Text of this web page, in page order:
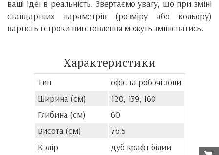
ваші ідеї в реальність. Звертаємо увагу, що при зміні
стандартних параметрів (розміру або кольору)
вартість і строки виготовлення можуть змінюватись.
Характеристики
Тип
офіс та робочі зони
Ширина (см)
120, 139, 160
Глибина (см)
60
Висота (см)
76.5
Колір
дуб крафт білий